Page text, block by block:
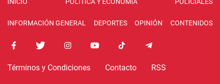
INICIO POLÍTICA Y ECONOMÍA POLICIALES
INFORMACIÓN GENERAL DEPORTES OPINIÓN CONTENIDOS
Términos y Condiciones Contacto RSS